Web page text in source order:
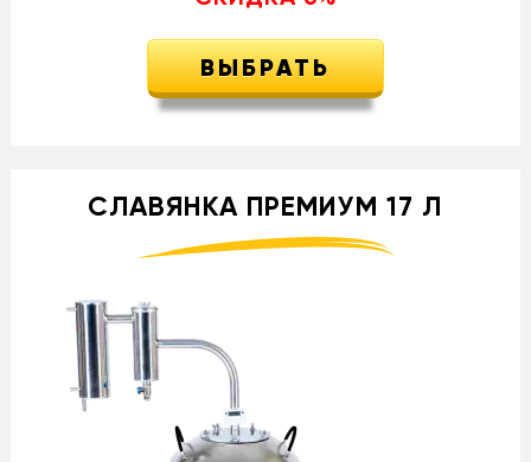
ВЫБРАТЬ
СЛАВЯНКА ПРЕМИУМ 17 Л